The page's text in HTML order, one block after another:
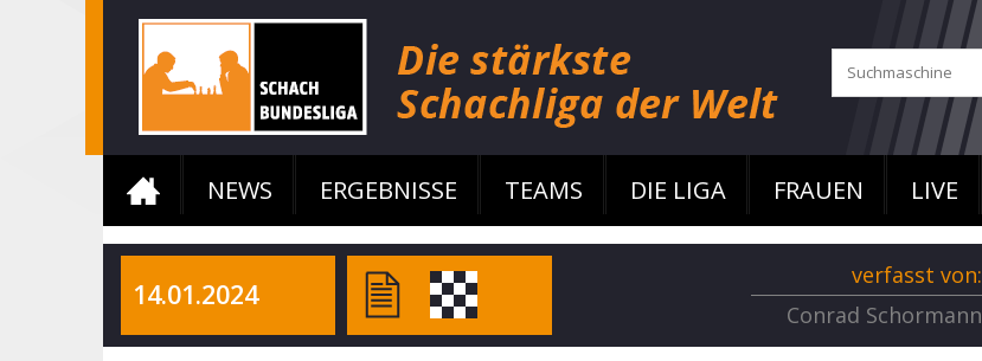
NEWS ERGEBNISSE TEAMS DIE LIGA FRAUEN LIVE
14.01.2024
verfasst von:
Conrad Schormann